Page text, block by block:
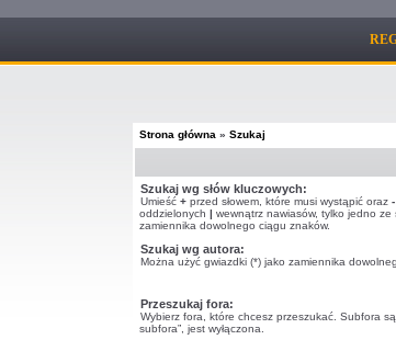
Strona główna » Szukaj
Szukaj wg słów kluczowych:
Umieść +przed słowem, które musi wystąpić oraz -
oddzielonych | wewnątrz nawiasów, tylko jedno ze
zamiennika dowolnego ciągu znaków.
Szukaj wg autora:
Można użyć gwiazdki (*) jako zamiennika
Przeszukaj fora:
Wybierz fora, które chcesz przeszukać. Subfora
subfora”, jest wyłączona.